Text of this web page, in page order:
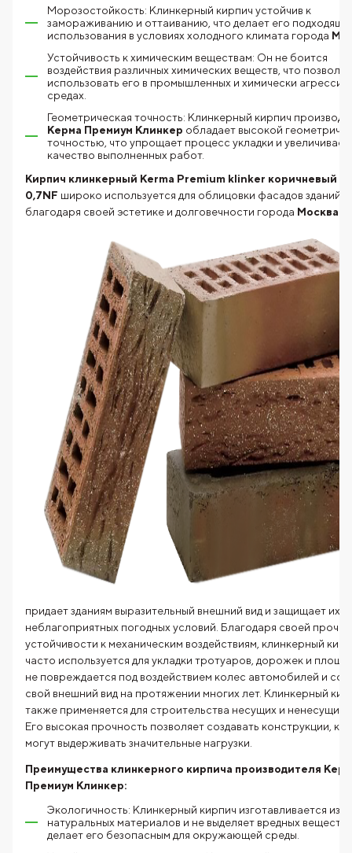
Морозостойкость: Клинкерный кирпич устойчив к
замораживанию и оттаиванию, что делает его
использования в условиях холодного климата города
Устойчивость к химическим веществам: Он не боится
воздействия различных химических веществ, что
использовать его в промышленных и химически
средах.
Геометрическая точность: Клинкерный кирпич
Керма Премиум Клинкер обладает высокой
точностью, что упрощает процесс укладки и увеличивает
качество выполненных работ.
Кирпич клинкерный Kerma Premium klinker коричневый
0,7NF широко используется для облицовки фасадов зданий
благодаря своей эстетике и долговечности города Москва
придает зданиям выразительный внешний вид и защищает их
неблагоприятных погодных условий. Благодаря своей
устойчивости к механическим воздействиям, клинкерный
часто используется для укладки тротуаров, дорожек и
не повреждается под воздействием колес автомобилей и
свой внешний вид на протяжении многих лет. Клинкерный
также применяется для строительства несущих и ненесущих
Его высокая прочность позволяет создавать конструкции,
могут выдерживать значительные нагрузки.
Преимущества клинкерного кирпича производителя
Премиум Клинкер:
Экологичность: Клинкерный кирпич изготавливается из
натуральных материалов и не выделяет вредных веществ,
делает его безопасным для окружающей среды.